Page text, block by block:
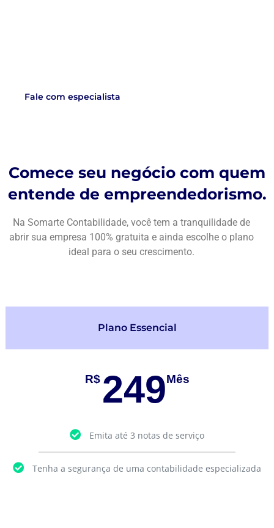
Fale com especialista
Comece seu negócio com quem
entende de empreendedorismo.
Na Somarte Contabilidade, você tem a tranquilidade de
abrir sua empresa 100% gratuita e ainda escolhe o plano
ideal para o seu crescimento.
Plano Essencial
R$ 249Mês
Emita até 3 notas de serviço
Tenha a segurança de uma contabilidade especializada